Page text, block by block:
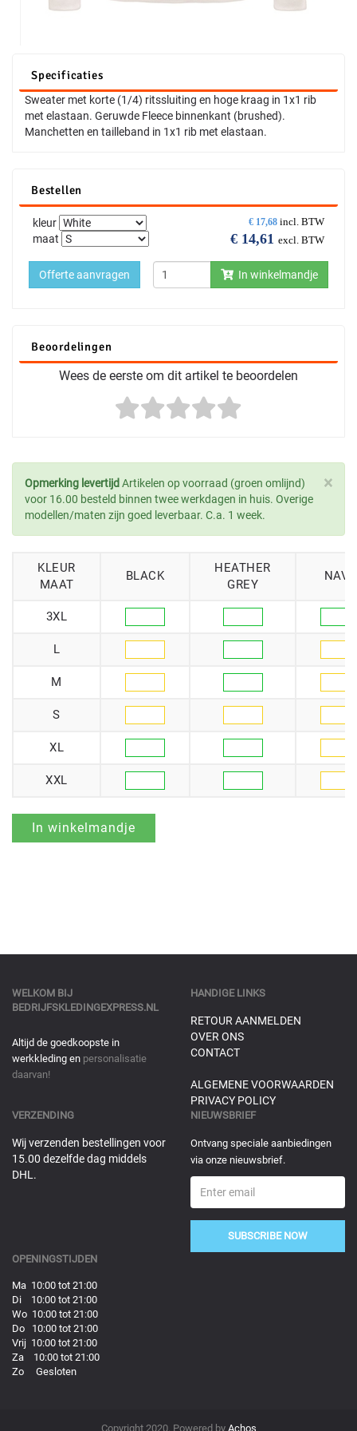
Specificaties
Sweater met korte (1/4) ritssluiting en hoge kraag in 1x1 rib
met elastaan. Geruwde Fleece binnenkant (brushed).
Manchetten en tailleband in 1x1 rib met elastaan.
Bestellen
€ 17,68 incl. BTW
€ 14,61 excl. BTW
kleur
maat
In winkelmandje
Offerte aanvragen
Beoordelingen
Wees de eerste om dit artikel te beoordelen
×
Opmerking levertijd Artikelen op voorraad (groen omlijnd)
voor 16.00 besteld binnen twee werkdagen in huis. Overige
modellen/maten zijn goed leverbaar. C.a. 1 week.
KLEUR
MAAT
BLACK
HEATHER
GREY
NAVY
3XL
L
M
S
XL
XXL
WELKOM BIJ
BEDRIJFSKLEDINGEXPRESS.NL
Altijd de goedkoopste in
werkkleding en personalisatie
daarvan!
HANDIGE LINKS
RETOUR AANMELDEN
OVER ONS
CONTACT
ALGEMENE VOORWAARDEN
PRIVACY POLICY
VERZENDING
Wij verzenden bestellingen voor
15.00 dezelfde dag middels
DHL.
NIEUWSBRIEF
Ontvang speciale aanbiedingen
via onze nieuwsbrief.
SUBSCRIBE NOW
OPENINGSTIJDEN
Ma 10:00 tot 21:00
Di 10:00 tot 21:00
Wo 10:00 tot 21:00
Do 10:00 tot 21:00
Vrij 10:00 tot 21:00
Za 10:00 tot 21:00
Zo Gesloten
Copyright 2020. Powered by Achos